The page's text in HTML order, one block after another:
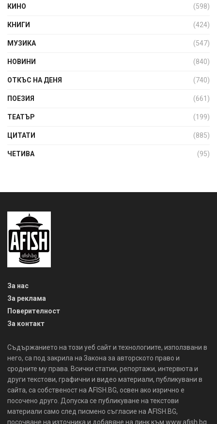
КИНО (598)
КНИГИ (424)
МУЗИКА (547)
НОВИНИ (840)
ОТКЪС НА ДЕНЯ (740)
ПОЕЗИЯ (661)
ТЕАТЪР (199)
ЦИТАТИ (885)
ЧЕТИВА (95)
За нас
За реклама
Поверителност
За контакт
Съдържанието на този уеб сайт и технологиите, използвани в
него, са под закрила на Закона за авторското право и
сродните му права. Всички статии, репортажи, интервюта и
други текстови, графични и видео материали, публикувани в
сайта, са собственост на AFISH.BG, освен ако изрично е
посочено друго. Допуска се публикуване на текстови
материали само след писмено съгласие на AFISH.BG,
посочване на източника и добавяне на линк към www.afish.bg.